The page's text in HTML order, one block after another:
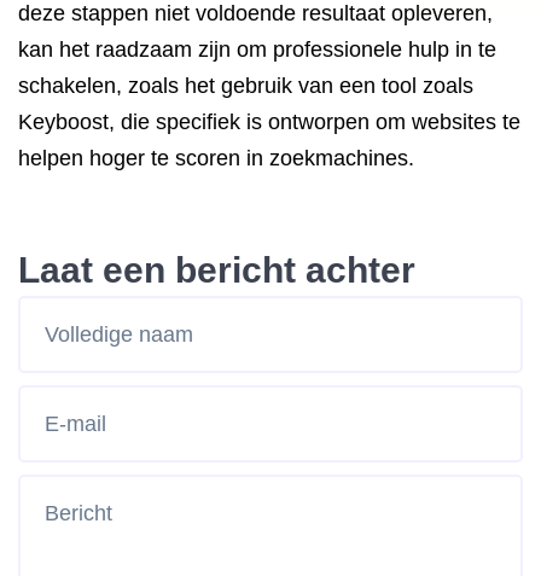
deze stappen niet voldoende resultaat opleveren,
kan het raadzaam zijn om professionele hulp in te
schakelen, zoals het gebruik van een tool zoals
Keyboost, die specifiek is ontworpen om websites te
helpen hoger te scoren in zoekmachines.
Laat een bericht achter